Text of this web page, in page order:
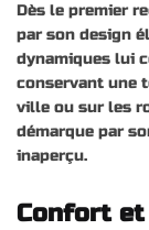
Dès le premier
par son design
dynamiques lui
conservant une
ville ou sur les
démarque par
inaperçu.
Confort